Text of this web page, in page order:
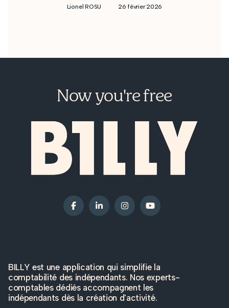
Lionel ROSU 26 février 2026
Now you're free
BILLY est une application qui simplifie la
comptabilité des indépendants. Nos experts-
comptables dédiés accompagnent les
indépendants dès la création d'activité.